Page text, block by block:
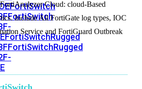
FortiSwitch
FortiSwitch
FortiSwitchRugged
FortiSwitchRugged
Cloud: cloud-Based
Include All FortiGate log types, IOC
Service and FortiGuard Outbreak